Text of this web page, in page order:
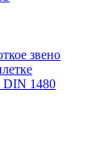
звено
DIN 1480